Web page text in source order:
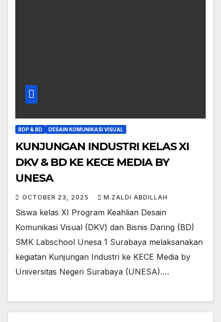
BDP & BD DESAIN KOMUNIKASI VISUAL
KUNJUNGAN INDUSTRI KELAS XI
DKV & BD KE KECE MEDIA BY
UNESA
OCTOBER 23, 2025 M.ZALDI ABDILLAH
Siswa kelas XI Program Keahlian Desain
Komunikasi Visual (DKV) dan Bisnis Daring (BD)
SMK Labschool Unesa 1 Surabaya melaksanakan
kegiatan Kunjungan Industri ke KECE Media by
Universitas Negeri Surabaya (UNESA).…